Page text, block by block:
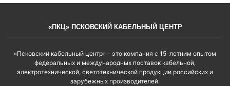
«ПКЦ» ПСКОВСКИЙ КАБЕЛЬНЫЙ ЦЕНТР
«Псковский кабельный центр» - это компания с 15-летним опытом
федеральных и международных поставок кабельной,
электротехнической, светотехнической продукции российских и
зарубежных производителей.